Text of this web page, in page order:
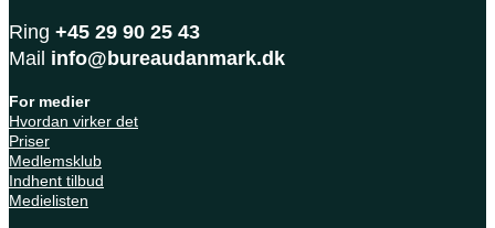
Ring +45 29 90 25 43
Mail info@bureaudanmark.dk
For medier
Hvordan virker det
Priser
Medlemsklub
Indhent tilbud
Medielisten